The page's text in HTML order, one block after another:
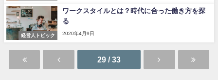
経営人トピック
ワークスタイルとは？時代に合った働き方を探
る
2020年4月9日
29 / 33